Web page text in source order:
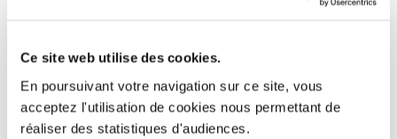
Ce site web utilise des cookies.
En poursuivant votre navigation sur ce site, vous
acceptez l'utilisation de cookies nous permettant de
réaliser des statistiques d'audiences.